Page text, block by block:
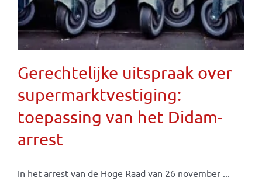
Gerechtelijke uitspraak over
supermarktvestiging:
toepassing van het Didam-
arrest
In het arrest van de Hoge Raad van 26 november ...